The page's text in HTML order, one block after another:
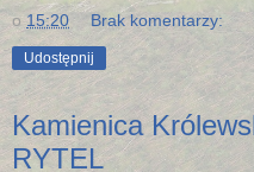
o 15:20 Brak komentarzy:
Udostępnij
Kamienica
RYTEL